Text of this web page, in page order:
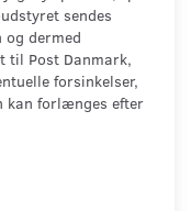
sendes
og dermed
til Post Danmark,
forsinkelser,
kan forlænges efter